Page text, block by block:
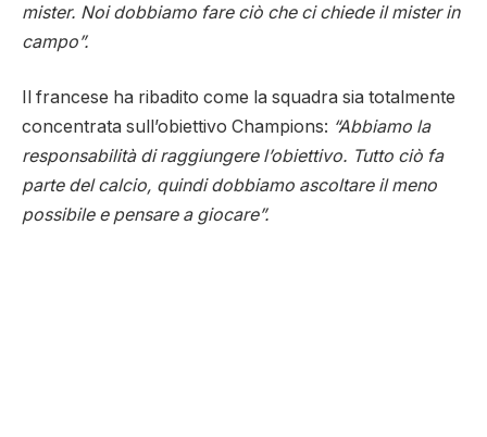
mister. Noi dobbiamo fare ciò che ci chiede il mister in
campo”.
Il francese ha ribadito come la squadra sia totalmente
concentrata sull’obiettivo Champions: “Abbiamo la
responsabilità di raggiungere l’obiettivo. Tutto ciò fa
parte del calcio, quindi dobbiamo ascoltare il meno
possibile e pensare a giocare”.